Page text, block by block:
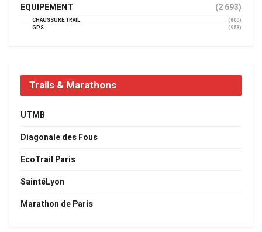
EQUIPEMENT (2 693)
CHAUSSURE TRAIL
(800)
GPS
(958)
Trails & Marathons
UTMB
Diagonale des Fous
EcoTrail Paris
SaintéLyon
Marathon de Paris